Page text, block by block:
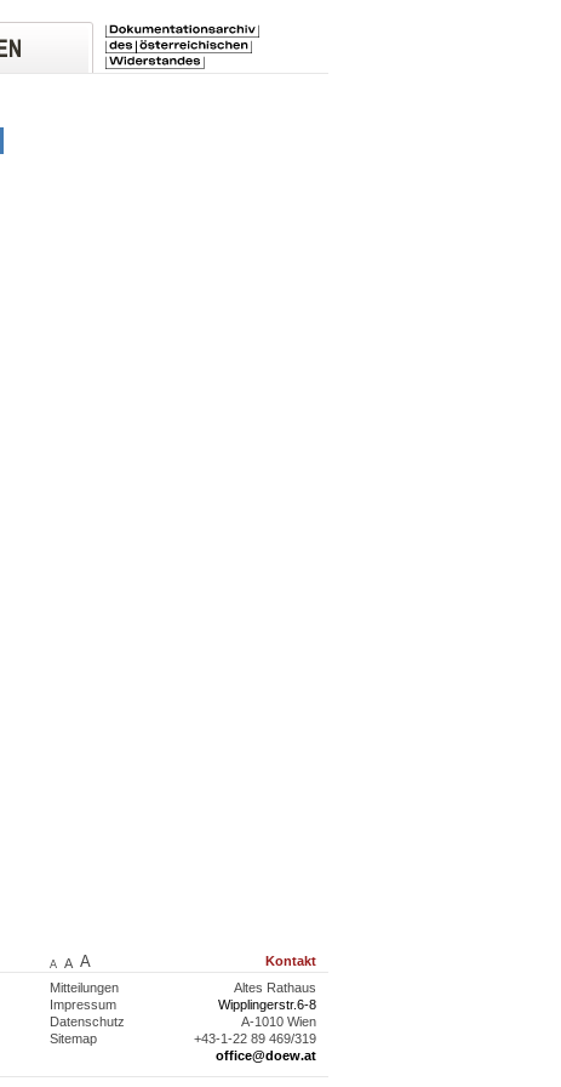
A A A Kontakt
Mitteilungen
Impressum
Datenschutz
Sitemap
Altes Rathaus
Wipplingerstr.6-8
A-1010 Wien
+43-1-22 89 469/319
office@doew.at